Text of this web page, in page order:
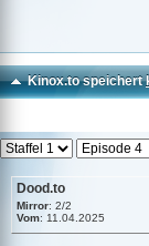
Kinox.to speichert
Dood.to
Mirror: 2/2
Vom: 11.04.2025